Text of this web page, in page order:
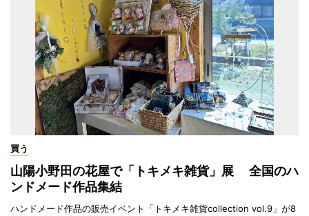
買う
山陽小野田の花屋で「トキメキ雑貨」展 全国のハ
ンドメード作品集結
ハンドメード作品の販売イベント「トキメキ雑貨collection vol.9」が8